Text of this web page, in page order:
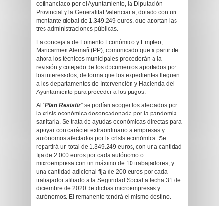
cofinanciado por el Ayuntamiento, la Diputación
Provincial y la Generalitat Valenciana, dotado con un
montante global de 1.349.249 euros, que aportan las
tres administraciones públicas.
La concejala de Fomento Económico y Empleo,
Maricarmen Alemañ (PP), comunicado que a partir de
ahora los técnicos municipales procederán a la
revisión y cotejado de los documentos aportados por
los interesados, de forma que los expedientes lleguen
a los departamentos de Intervención y Hacienda del
Ayuntamiento para proceder a los pagos.
Al “Plan Resistir” se podían acoger los afectados por
la crisis económica desencadenada por la pandemia
sanitaria. Se trata de ayudas económicas directas para
apoyar con carácter extraordinario a empresas y
autónomos afectados por la crisis económica. Se
repartirá un total de 1.349.249 euros, con una cantidad
fija de 2.000 euros por cada autónomo o
microempresa con un máximo de 10 trabajadores, y
una cantidad adicional fija de 200 euros por cada
trabajador afiliado a la Seguridad Social a fecha 31 de
diciembre de 2020 de dichas microempresas y
autónomos. El remanente tendrá el mismo destino.